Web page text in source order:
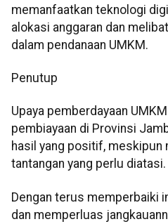
memanfaatkan teknologi
alokasi anggaran dan
dalam pendanaan UMKM.
Penutup
Upaya pemberdayaan
pembiayaan di Provinsi
hasil yang positif,
tantangan yang perlu diatasi.
Dengan terus memperbaiki
dan memperluas